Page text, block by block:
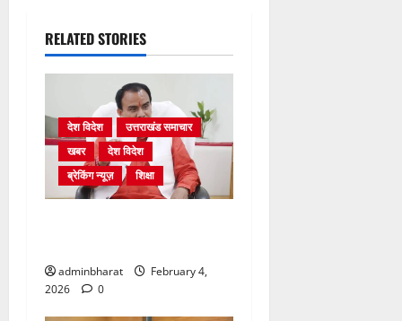
RELATED STORIES
देश विदेश
उत्तराखंड समाचार
खबर
देश विदेश
ब्रेकिंग न्यूज़
शिक्षा
adminbharat
February 4,
2026
0